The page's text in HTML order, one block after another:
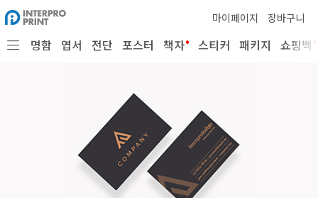
마이페이지 장바구니
명함 엽서 전단 포스터 책자• 스티커 패키지 쇼핑백•